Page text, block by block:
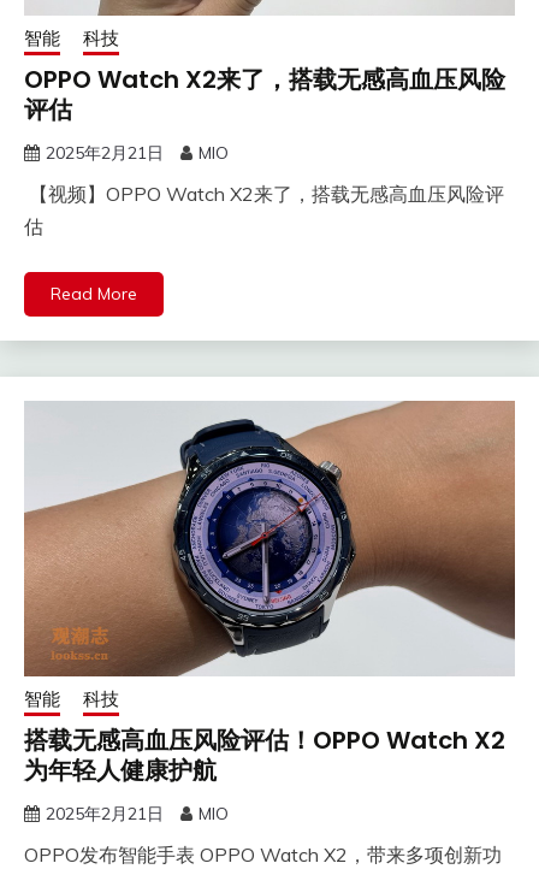
智能 科技
OPPO Watch X2来了，搭载无感高血压风险
评估
2025年2月21日 MIO
【视频】OPPO Watch X2来了，搭载无感高血压风险评
估
Read More
智能 科技
搭载无感高血压风险评估！OPPO Watch X2
为年轻人健康护航
2025年2月21日 MIO
OPPO发布智能手表 OPPO Watch X2，带来多项创新功